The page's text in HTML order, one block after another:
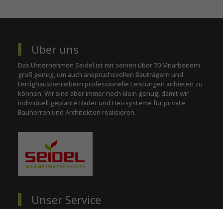
Über uns
Das Unternehmen Seidel ist mit seinen über 70 Mitarbeitern
groß genug, um auch anspruchsvollen Bauträgern und
Fertighausbetreibern professionelle Leistungen anbieten zu
können. Wir sind aber immer noch klein genug, damit wir
individuell geplante Bäder und Heizsysteme für private
Bauherren und Architekten realisieren.
Unser Service